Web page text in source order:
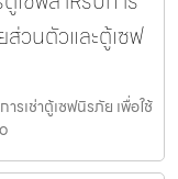
ส่วนตัวและตู้เซฟ
เช่าตู้เซฟนิรภัย เพื่อใช้